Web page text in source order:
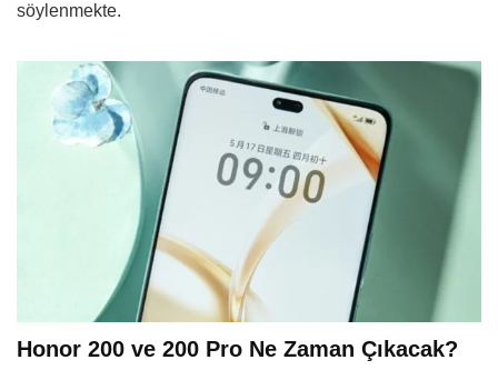
söylenmekte.
Honor 200 ve 200 Pro Ne Zaman Çıkacak?